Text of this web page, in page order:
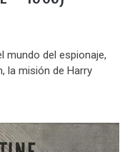
mundo del espionaje,
la misión de Harry